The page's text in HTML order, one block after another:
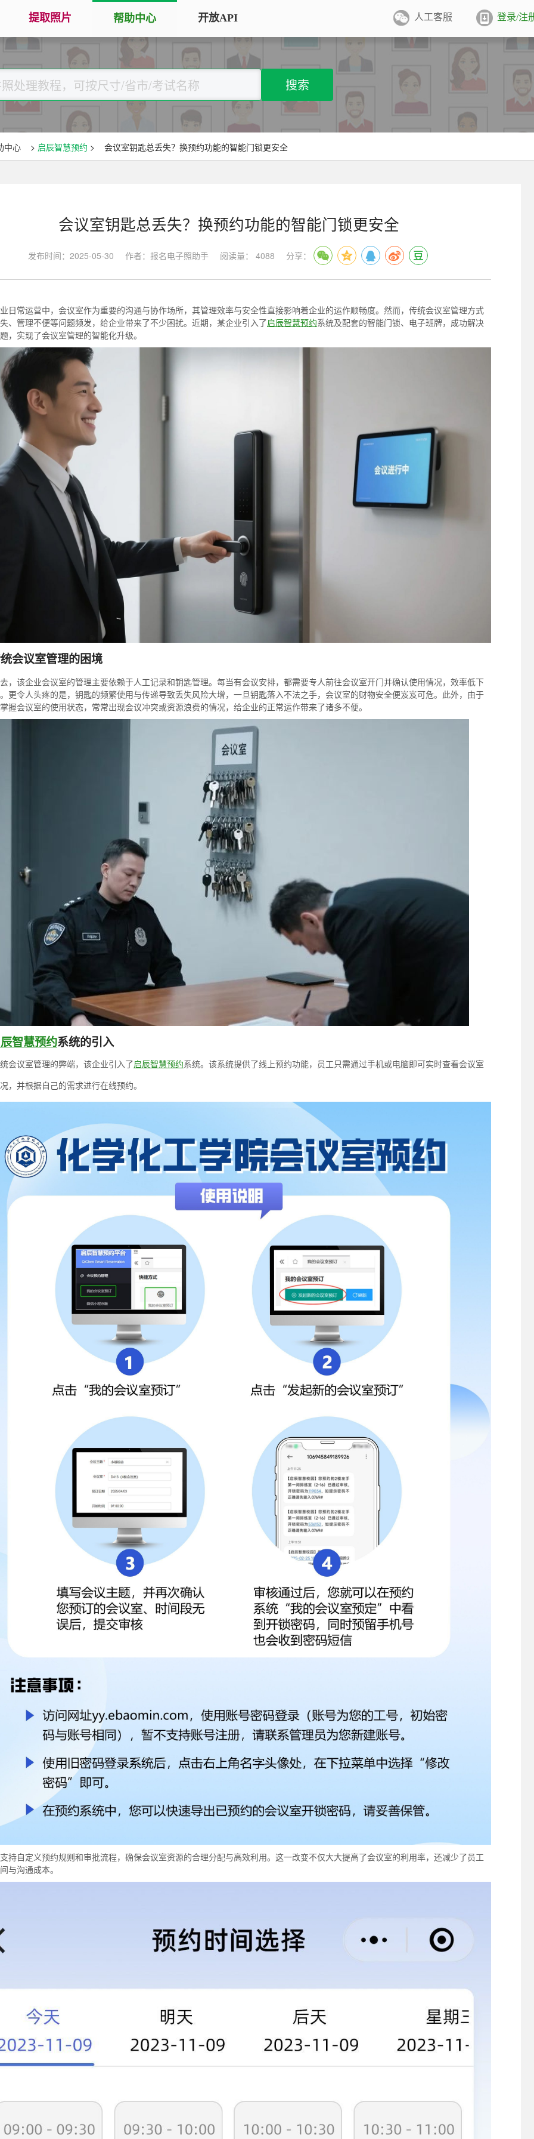
大学生毕业照采集
图像采集办理 | 相似度提升
广东省居民身份证照片回执
专属小程序 |个人版|机构版
证件照采集系统
大学生毕业图像采集系统
全国中小学生学籍照片采集系统
制卡印刷&照片采集一体化平台
手机拍照扫描仪
手机秒变随身扫描仪，拍照矫正优
化一键搞定
图片改分辨率（DPI/PPI）
改变图片大小
将彩色图片转换为黑白、灰度，模
证件照排版
将单张证件照排版至5寸/6寸相纸，
常用文档纸张尺寸
等常用文档尺寸
提取照片 帮助中心 开放API 人工客服 登录/注
搜索
中心 > 启辰智慧预约 > 会议室钥匙总丢失？换预约功能的智能门锁更安全
会议室钥匙总丢失？换预约功能的智能门锁更安全
发布时间：2025-05-30 作者：报名电子照助手 阅读量： 4088 分享：
日常运营中，会议室作为重要的沟通与协作场所，其管理效率与安全性直接影响着企业的运作顺畅度。然而，传统会议室管理方式
、管理不便等问题频发，给企业带来了不少困扰。近期，某企业引入了启辰智慧预约系统及配套的智能门锁、电子班牌，成功解决
，实现了会议室管理的智能化升级。
会议室管理的困境
，该企业会议室的管理主要依赖于人工记录和钥匙管理。每当有会议安排，都需要专人前往会议室开门并确认使用情况，效率低下
更令人头疼的是，钥匙的频繁使用与传递导致丢失风险大增，一旦钥匙落入不法之手，会议室的财物安全便岌岌可危。此外，由于
握会议室的使用状态，常常出现会议冲突或资源浪费的情况，给企业的正常运作带来了诸多不便。
智慧预约系统的引入
会议室管理的弊端，该企业引入了启辰智慧预约系统。该系统提供了线上预约功能，员工只需通过手机或电脑即可实时查看会议室
，并根据自己的需求进行在线预约。
持自定义预约规则和审批流程，确保会议室资源的合理分配与高效利用。这一改变不仅大大提高了会议室的利用率，还减少了员工
与沟通成本。